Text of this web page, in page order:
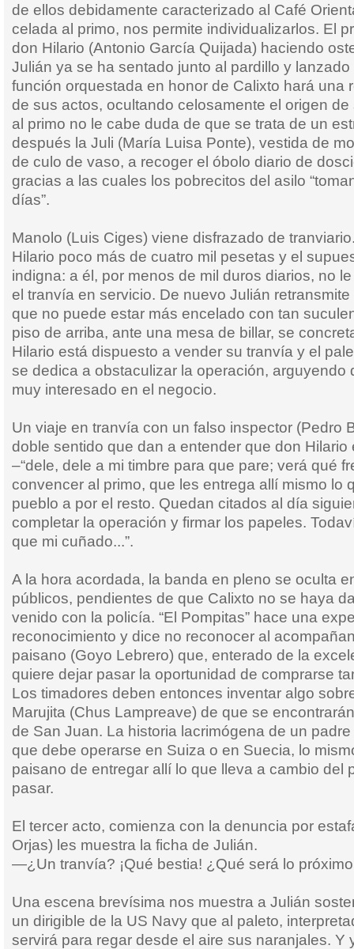
de ellos debidamente caracterizado al Café
celada al primo, nos permite individualizarlos. El
don Hilario (Antonio García Quijada) haciendo
Julián ya se ha sentado junto al pardillo y
función orquestada en honor de Calixto hará una
de sus actos, ocultando celosamente el origen
al primo no le cabe duda de que se trata de un
después la Juli (María Luisa Ponte), vestida de
de culo de vaso, a recoger el óbolo diario de
gracias a las cuales los pobrecitos del asilo
días”.
Manolo (Luis Ciges) viene disfrazado de
Hilario poco más de cuatro mil pesetas y el
indigna: a él, por menos de mil duros diarios, no
el tranvía en servicio. De nuevo Julián
que no puede estar más encelado con tan
piso de arriba, ante una mesa de billar, se
Hilario está dispuesto a vender su tranvía y el
se dedica a obstaculizar la operación, arguyendo
muy interesado en el negocio.
Un viaje en tranvía con un falso inspector (Pedro
doble sentido que dan a entender que don Hilario
–“dele, dele a mi timbre para que pare; verá qué
convencer al primo, que les entrega allí mismo lo
pueblo a por el resto. Quedan citados al día
completar la operación y firmar los papeles.
que mi cuñado...”.
A la hora acordada, la banda en pleno se oculta
públicos, pendientes de que Calixto no se haya
venido con la policía. “El Pompitas” hace una
reconocimiento y dice no reconocer al
paisano (Goyo Lebrero) que, enterado de la
quiere dejar pasar la oportunidad de comprarse
Los timadores deben entonces inventar algo
Marujita (Chus Lampreave) de que se
de San Juan. La historia lacrimógena de un
que debe operarse en Suiza o en Suecia, lo
paisano de entregar allí lo que lleva a cambio del
pasar.
El tercer acto, comienza con la denuncia por
Orjas) les muestra la ficha de Julián.
—¿Un tranvía? ¡Qué bestia! ¿Qué será lo
Una escena brevísima nos muestra a Julián
un dirigible de la US Navy que al paleto,
servirá para regar desde el aire sus naranjales. Y